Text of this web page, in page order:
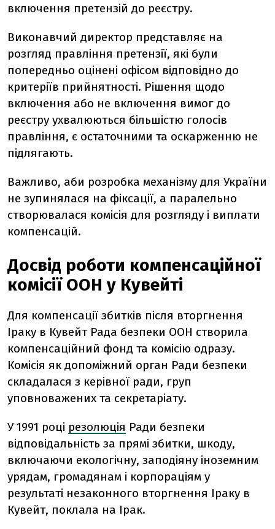
включення претензій до реєстру.
Виконавчий директор представляє на
розгляд правління претензії, які були
попередньо оцінені офісом відповідно до
критеріїв прийнятності. Рішення щодо
включення або не включення вимог до
реєстру ухвалюються більшістю голосів
правління, є остаточними та оскарженню не
підлягають.
Важливо, аби розробка механізму для України
не зупинялася на фіксації, а паралельно
створювалася комісія для розгляду і виплати
компенсацій.
Досвід роботи компенсаційної
комісії ООН у Кувейті
Для компенсації збитків після вторгнення
Іраку в Кувейт Рада безпеки ООН створила
компенсаційний фонд та комісію одразу.
Комісія як допоміжний орган Ради безпеки
складалася з керівної ради, груп
уповноважених та секретаріату.
У 1991 році резолюція Ради безпеки
відповідальність за прямі збитки, шкоду,
включаючи екологічну, заподіяну іноземним
урядам, громадянам і корпораціям у
результаті незаконного вторгнення Іраку в
Кувейт, поклала на Ірак.